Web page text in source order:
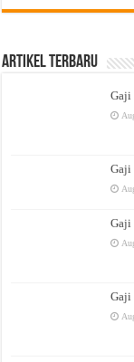
Artikel Terbaru
Gaji
Gaji
Gaji
Gaji